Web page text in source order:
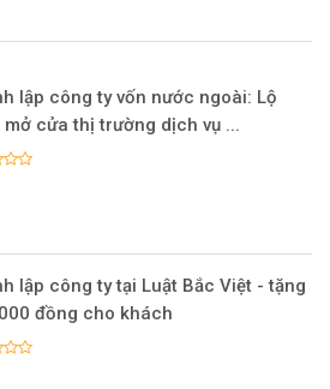
lập công ty vốn nước ngoài: Lộ
cửa thị trường dịch vụ ...
lập công ty tại Luật Bắc Việt - tặng
đồng cho khách